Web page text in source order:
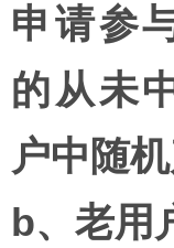
申请参
的从未
户中随
b、老用